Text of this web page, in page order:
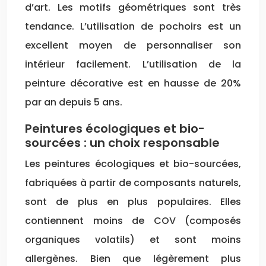
d’art. Les motifs géométriques sont très
tendance. L’utilisation de pochoirs est un
excellent moyen de personnaliser son
intérieur facilement. L’utilisation de la
peinture décorative est en hausse de 20%
par an depuis 5 ans.
Peintures écologiques et bio-
sourcées : un choix responsable
Les peintures écologiques et bio-sourcées,
fabriquées à partir de composants naturels,
sont de plus en plus populaires. Elles
contiennent moins de COV (composés
organiques volatils) et sont moins
allergènes. Bien que légèrement plus